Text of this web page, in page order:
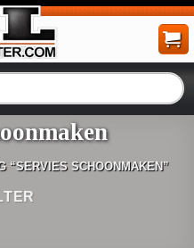
“SERVIES SCHOONMAKEN”